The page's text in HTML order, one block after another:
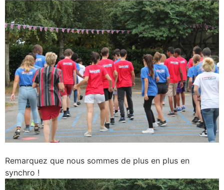
Remarquez que nous sommes de plus en plus en
synchro !